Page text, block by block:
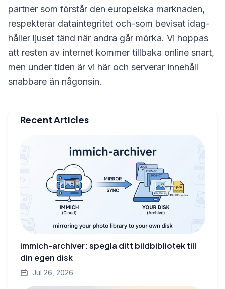
partner som förstår den europeiska marknaden,
respekterar dataintegritet och-som bevisat idag-
håller ljuset tänd när andra går mörka. Vi hoppas
att resten av internet kommer tillbaka online snart,
men under tiden är vi här och serverar innehåll
snabbare än någonsin.
Recent Articles
immich-archiver: spegla ditt bildbibliotek till
din egen disk
Jul 26, 2026